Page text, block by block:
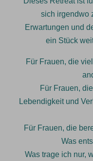
sich irgendwo
Erwartungen und
ein Stück
Für Frauen, die
Für Frauen,
Lebendigkeit und
Für Frauen, die
Was
Was trage ich nur,